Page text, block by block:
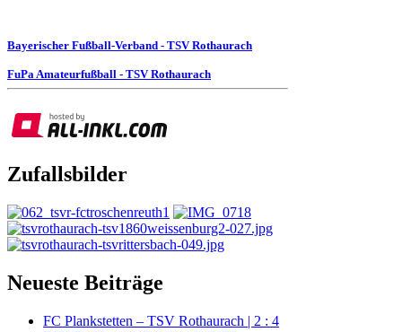
Bayerischer Fußball-Verband - TSV Rothaurach
FuPa Amateurfußball - TSV Rothaurach
Zufallsbilder
Neueste Beiträge
FC Plankstetten – TSV Rothaurach | 2 : 4